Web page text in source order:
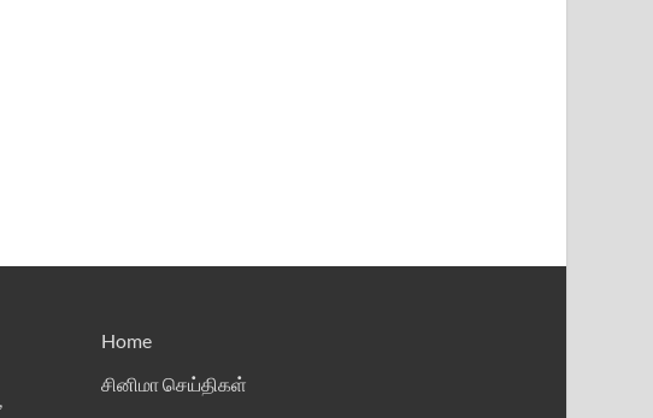
Home
சினிமா செய்திகள்